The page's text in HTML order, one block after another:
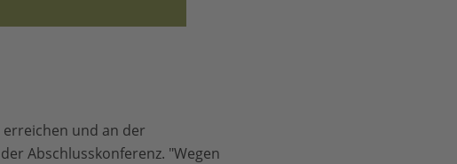
erreichen und an der
Abschlusskonferenz. "Wegen